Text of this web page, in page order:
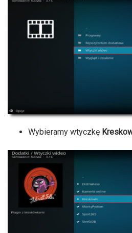
Wybieramy wtyczkę